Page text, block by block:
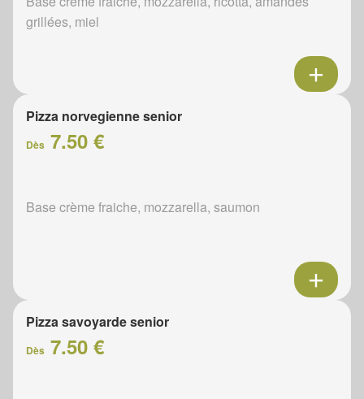
grillées, miel
Pizza norvegienne senior
Dès 7.50 €
Base crème fraiche, mozzarella, saumon
Pizza savoyarde senior
Dès 7.50 €